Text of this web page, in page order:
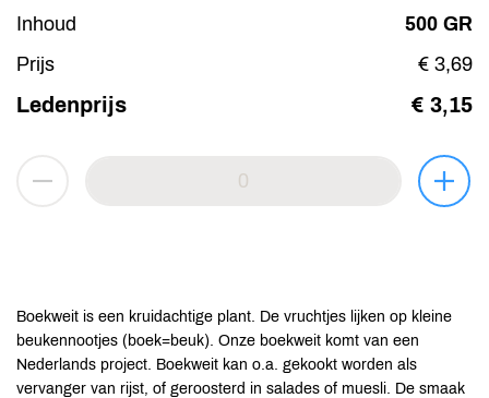
Inhoud
500 GR
Prijs
€ 3,69
Ledenprijs € 3,15
Boekweit is een kruidachtige plant. De vruchtjes lijken op kleine
beukennootjes (boek=beuk). Onze boekweit komt van een
Nederlands project. Boekweit kan o.a. gekookt worden als
vervanger van rijst, of geroosterd in salades of muesli. De smaak